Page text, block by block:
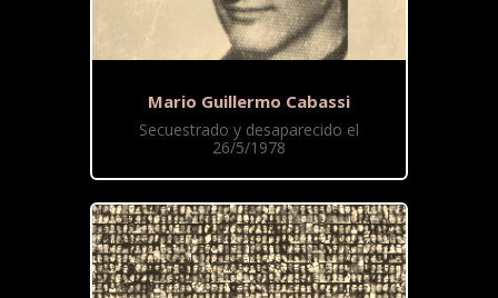
Mario Guillermo Cabassi
Secuestrado y desaparecido el
26/5/1978